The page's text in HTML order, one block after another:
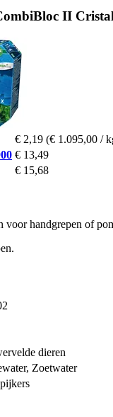
II
€ 2,19 (€ 1.095,00 /
€ 13,49
€ 15,68
handgrepen of
dieren
Zoetwater